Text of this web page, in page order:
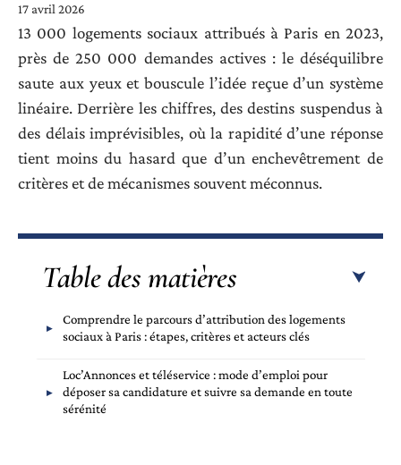
17 avril 2026
13 000 logements sociaux attribués à Paris en 2023,
près de 250 000 demandes actives : le déséquilibre
saute aux yeux et bouscule l’idée reçue d’un système
linéaire. Derrière les chiffres, des destins suspendus à
des délais imprévisibles, où la rapidité d’une réponse
tient moins du hasard que d’un enchevêtrement de
critères et de mécanismes souvent méconnus.
Table des matières
Comprendre le parcours d’attribution des logements
sociaux à Paris : étapes, critères et acteurs clés
Loc’Annonces et téléservice : mode d’emploi pour
déposer sa candidature et suivre sa demande en toute
sérénité